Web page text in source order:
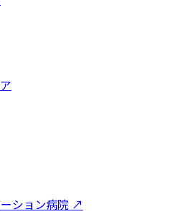
ション病院 ↗